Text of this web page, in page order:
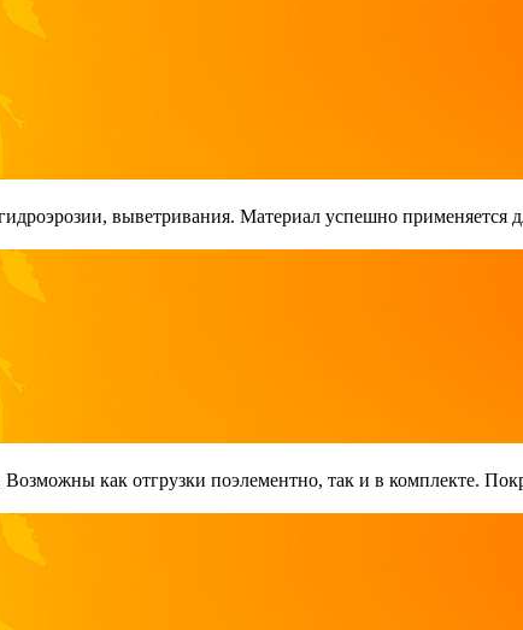
выветривания. Материал успешно применяется
как отгрузки поэлементно, так и в комплекте.